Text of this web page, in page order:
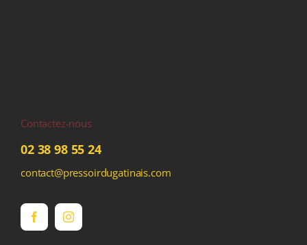
Contactez-nous
02 38 98 55 24
contact@pressoirdugatinais.com